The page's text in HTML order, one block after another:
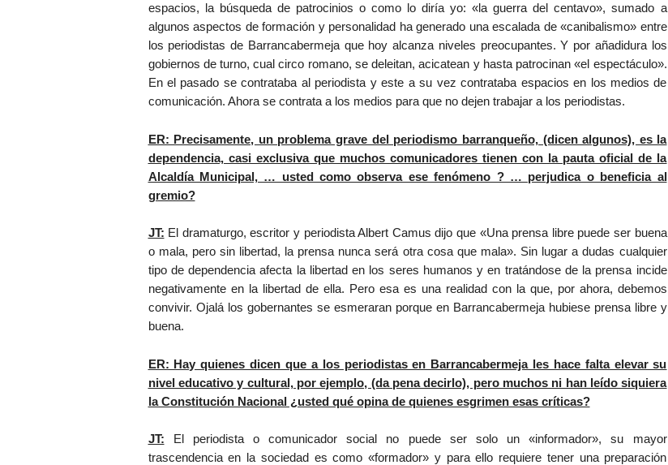
espacios, la búsqueda de patrocinios o como lo diría yo: «la guerra del centavo», sumado a
algunos aspectos de formación y personalidad ha generado una escalada de «canibalismo» entre
los periodistas de Barrancabermeja que hoy alcanza niveles preocupantes. Y por añadidura los
gobiernos de turno, cual circo romano, se deleitan, acicatean y hasta patrocinan «el espectáculo».
En el pasado se contrataba al periodista y este a su vez contrataba espacios en los medios de
comunicación. Ahora se contrata a los medios para que no dejen trabajar a los periodistas.
ER: Precisamente, un problema grave del periodismo barranqueño, (dicen algunos), es la
dependencia, casi exclusiva que muchos comunicadores tienen con la pauta oficial de la
Alcaldía Municipal, … usted como observa ese fenómeno ? … perjudica o beneficia al
gremio?
JT: El dramaturgo, escritor y periodista Albert Camus dijo que «Una prensa libre puede ser buena
o mala, pero sin libertad, la prensa nunca será otra cosa que mala». Sin lugar a dudas cualquier
tipo de dependencia afecta la libertad en los seres humanos y en tratándose de la prensa incide
negativamente en la libertad de ella. Pero esa es una realidad con la que, por ahora, debemos
convivir. Ojalá los gobernantes se esmeraran porque en Barrancabermeja hubiese prensa libre y
buena.
ER: Hay quienes dicen que a los periodistas en Barrancabermeja les hace falta elevar su
nivel educativo y cultural, por ejemplo, (da pena decirlo), pero muchos ni han leído siquiera
la Constitución Nacional ¿usted qué opina de quienes esgrimen esas críticas?
JT: El periodista o comunicador social no puede ser solo un «informador», su mayor
trascendencia en la sociedad es como «formador» y para ello requiere tener una preparación